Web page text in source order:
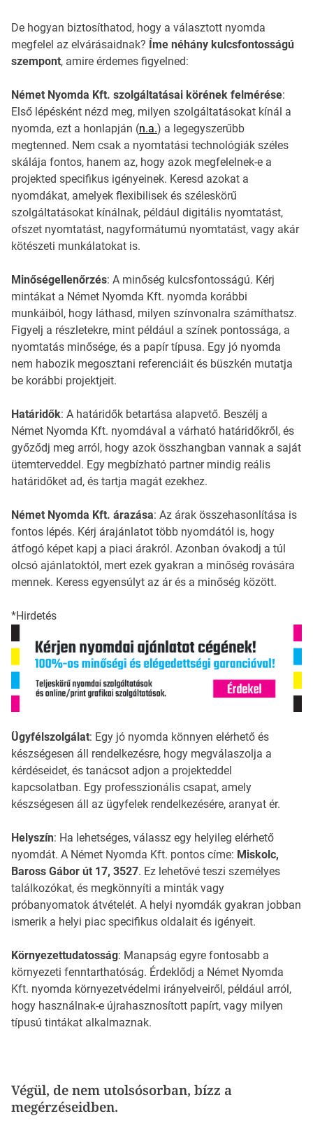
De hogyan biztosíthatod, hogy a választott nyomda
megfelel az elvárásaidnak? Íme néhány kulcsfontosságú
szempont, amire érdemes figyelned:
Német Nyomda Kft. szolgáltatásai körének felmérése:
Első lépésként nézd meg, milyen szolgáltatásokat kínál a
nyomda, ezt a honlapján (n.a.) a legegyszerűbb
megtenned. Nem csak a nyomtatási technológiák széles
skálája fontos, hanem az, hogy azok megfelelnek-e a
projekted specifikus igényeinek. Keresd azokat a
nyomdákat, amelyek flexibilisek és széleskörű
szolgáltatásokat kínálnak, például digitális nyomtatást,
ofszet nyomtatást, nagyformátumú nyomtatást, vagy akár
kötészeti munkálatokat is.
Minőségellenőrzés: A minőség kulcsfontosságú. Kérj
mintákat a Német Nyomda Kft. nyomda korábbi
munkáiból, hogy láthasd, milyen színvonalra számíthatsz.
Figyelj a részletekre, mint például a színek pontossága, a
nyomtatás minősége, és a papír típusa. Egy jó nyomda
nem habozik megosztani referenciáit és büszkén mutatja
be korábbi projektjeit.
Határidők: A határidők betartása alapvető. Beszélj a
Német Nyomda Kft. nyomdával a várható határidőkről, és
győződj meg arról, hogy azok összhangban vannak a saját
ütemterveddel. Egy megbízható partner mindig reális
határidőket ad, és tartja magát ezekhez.
Német Nyomda Kft. árazása: Az árak összehasonlítása is
fontos lépés. Kérj árajánlatot több nyomdától is, hogy
átfogó képet kapj a piaci árakról. Azonban óvakodj a túl
olcsó ajánlatoktól, mert ezek gyakran a minőség rovására
mennek. Keress egyensúlyt az ár és a minőség között.
*Hirdetés
Ügyfélszolgálat: Egy jó nyomda könnyen elérhető és
készségesen áll rendelkezésre, hogy megválaszolja a
kérdéseidet, és tanácsot adjon a projekteddel
kapcsolatban. Egy professzionális csapat, amely
készségesen áll az ügyfelek rendelkezésére, aranyat ér.
Helyszín: Ha lehetséges, válassz egy helyileg elérhető
nyomdát. A Német Nyomda Kft. pontos címe: Miskolc,
Baross Gábor út 17, 3527. Ez lehetővé teszi személyes
találkozókat, és megkönnyíti a minták vagy
próbanyomatok átvételét. A helyi nyomdák gyakran jobban
ismerik a helyi piac specifikus oldalait és igényeit.
Környezettudatosság: Manapság egyre fontosabb a
környezeti fenntarthatóság. Érdeklődj a Német Nyomda
Kft. nyomda környezetvédelmi irányelveiről, például arról,
hogy használnak-e újrahasznosított papírt, vagy milyen
típusú tintákat alkalmaznak.
Végül, de nem utolsósorban, bízz a
megérzéseidben.